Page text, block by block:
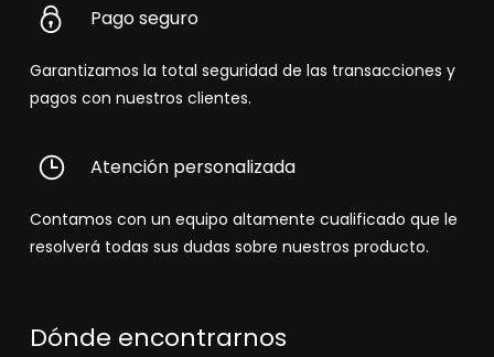
Pago seguro
Garantizamos la total seguridad de las transacciones y
pagos con nuestros clientes.
Atención personalizada
Contamos con un equipo altamente cualificado que le
resolverá todas sus dudas sobre nuestros producto.
Dónde encontrarnos